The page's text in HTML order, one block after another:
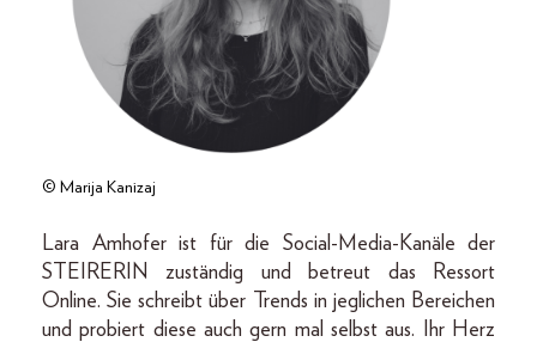
© Marija Kanizaj
Lara Amhofer ist für die Social-Media-Kanäle der
STEIRERIN zuständig und betreut das Ressort
Online. Sie schreibt über Trends in jeglichen Bereichen
und probiert diese auch gern mal selbst aus. Ihr Herz